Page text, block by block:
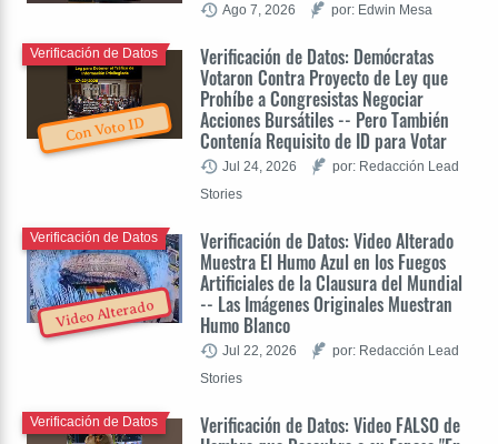
Ago 7, 2026 por: Edwin Mesa
Con Voto ID
Verificación de Datos: Demócratas
Votaron Contra Proyecto de Ley que
Prohíbe a Congresistas Negociar
Acciones Bursátiles -- Pero También
Contenía Requisito de ID para Votar
Verificación de Datos
Jul 24, 2026
por: Redacción Lead
Stories
Video Alterado
Verificación de Datos: Video Alterado
Muestra El Humo Azul en los Fuegos
Artificiales de la Clausura del Mundial
-- Las Imágenes Originales Muestran
Humo Blanco
Verificación de Datos
Jul 22, 2026
por: Redacción Lead
Stories
Verificación de Datos: Video FALSO de
Verificación de Datos